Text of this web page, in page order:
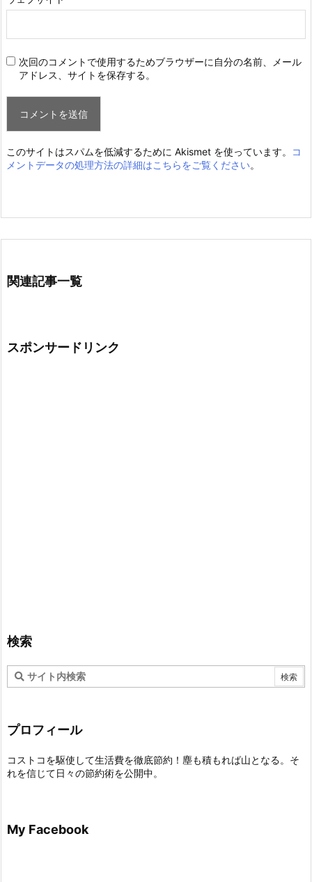
次回のコメントで使用するためブラウザーに自分の名前、メール
アドレス、サイトを保存する。
このサイトはスパムを低減するために Akismet を使っています。
コ
メントデータの処理方法の詳細はこちらをご覧ください。
関連記事一覧
スポンサードリンク
検索
プロフィール
コストコを駆使して生活費を徹底節約！塵も積もれば山となる。そ
れを信じて日々の節約術を公開中。
My Facebook